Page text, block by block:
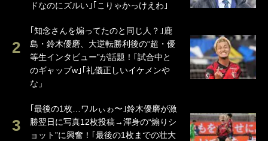
ドなのにズルい｣｢こりゃかっけえわ｣
｢知念さんを煽ってたのと同じ人？｣鹿
島・鈴木優磨、大逆転勝利後の“超・優
等生インタビュー”が話題！｢試合中と
のギャップw｣｢礼儀正しいイケメンや
な」
｢最後の1枚…ワルぃゎ〜｣鈴木優磨が激
勝翌日に写真12枚投稿→渾身の“煽りシ
ョット”に興奮！｢最後の1枚までの壮大